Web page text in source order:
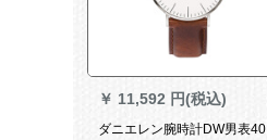
￥ 11,592 円(税込)
ダニエレン腕時計DW男表40